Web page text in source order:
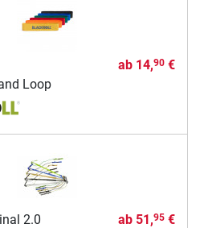
Loop
ab 14,90€
2.0 ab 51,95€